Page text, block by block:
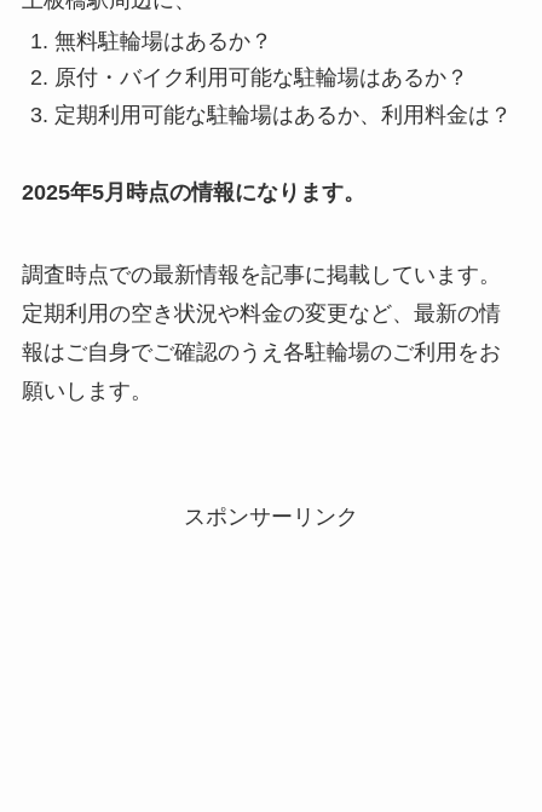
無料駐輪場はあるか？
原付・バイク利用可能な駐輪場はあるか？
定期利用可能な駐輪場はあるか、利用料金は？
2025年5月時点の情報になります。
調査時点での最新情報を記事に掲載しています。
定期利用の空き状況や料金の変更など、最新の情
報はご自身でご確認のうえ各駐輪場のご利用をお
願いします。
スポンサーリンク